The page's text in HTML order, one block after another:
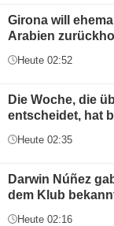
Girona will
Arabien
Heute 02:52
Die Woche, die
entscheidet, hat
Heute 02:35
Darwin Núñez
dem Klub
Heute 02:16